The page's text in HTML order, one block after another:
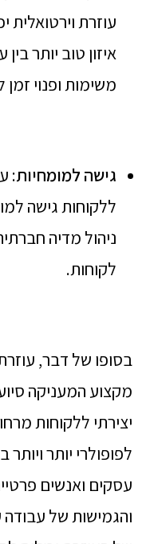
עוזרת וירטואלית
איזון טוב יותר
משימות ופנוי זמן
גישה למומחיות:
ללקוחות גישה
ניהול מדיה
לקוחות.
בסופו של דבר,
מקצוע המעניקה
יצירתי ללקוחות
לפופולרי יותר
עסקים ואנשים
והגמישות של